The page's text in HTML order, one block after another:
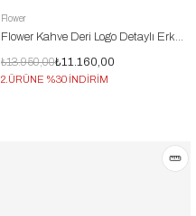
Flower
Flower Kahve Deri Logo Detaylı Erkek Klasik Ayakkabı
₺11.160,00
₺13.950,00
2.ÜRÜNE %30 İNDİRİM